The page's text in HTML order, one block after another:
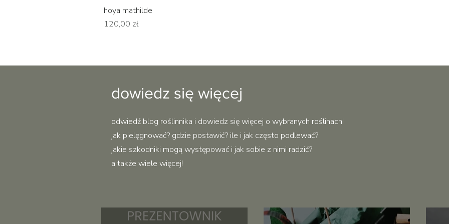
hoya mathilde
Cena
120,00 zł
dowiedz się więcej
odwiedź blog roślinnika i dowiedz się więcej o wybranych roślinach!
jak pielęgnować? gdzie postawić? ile i jak często podlewać?
jakie szkodniki mogą występować i jak sobie z nimi radzić?
a także wiele więcej!